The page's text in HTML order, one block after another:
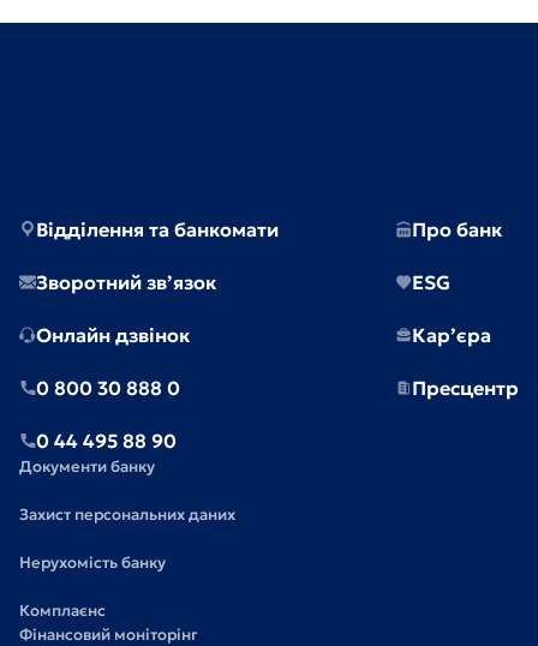
Відділення та банкомати
Зворотний зв’язок
Онлайн дзвінок
0 800 30 888 0
0 44 495 88 90
Про банк
ESG
Кар’єра
Пресцентр
Документи банку
Захист персональних даних
Нерухомість банку
Комплаєнс
Фінансовий моніторінг